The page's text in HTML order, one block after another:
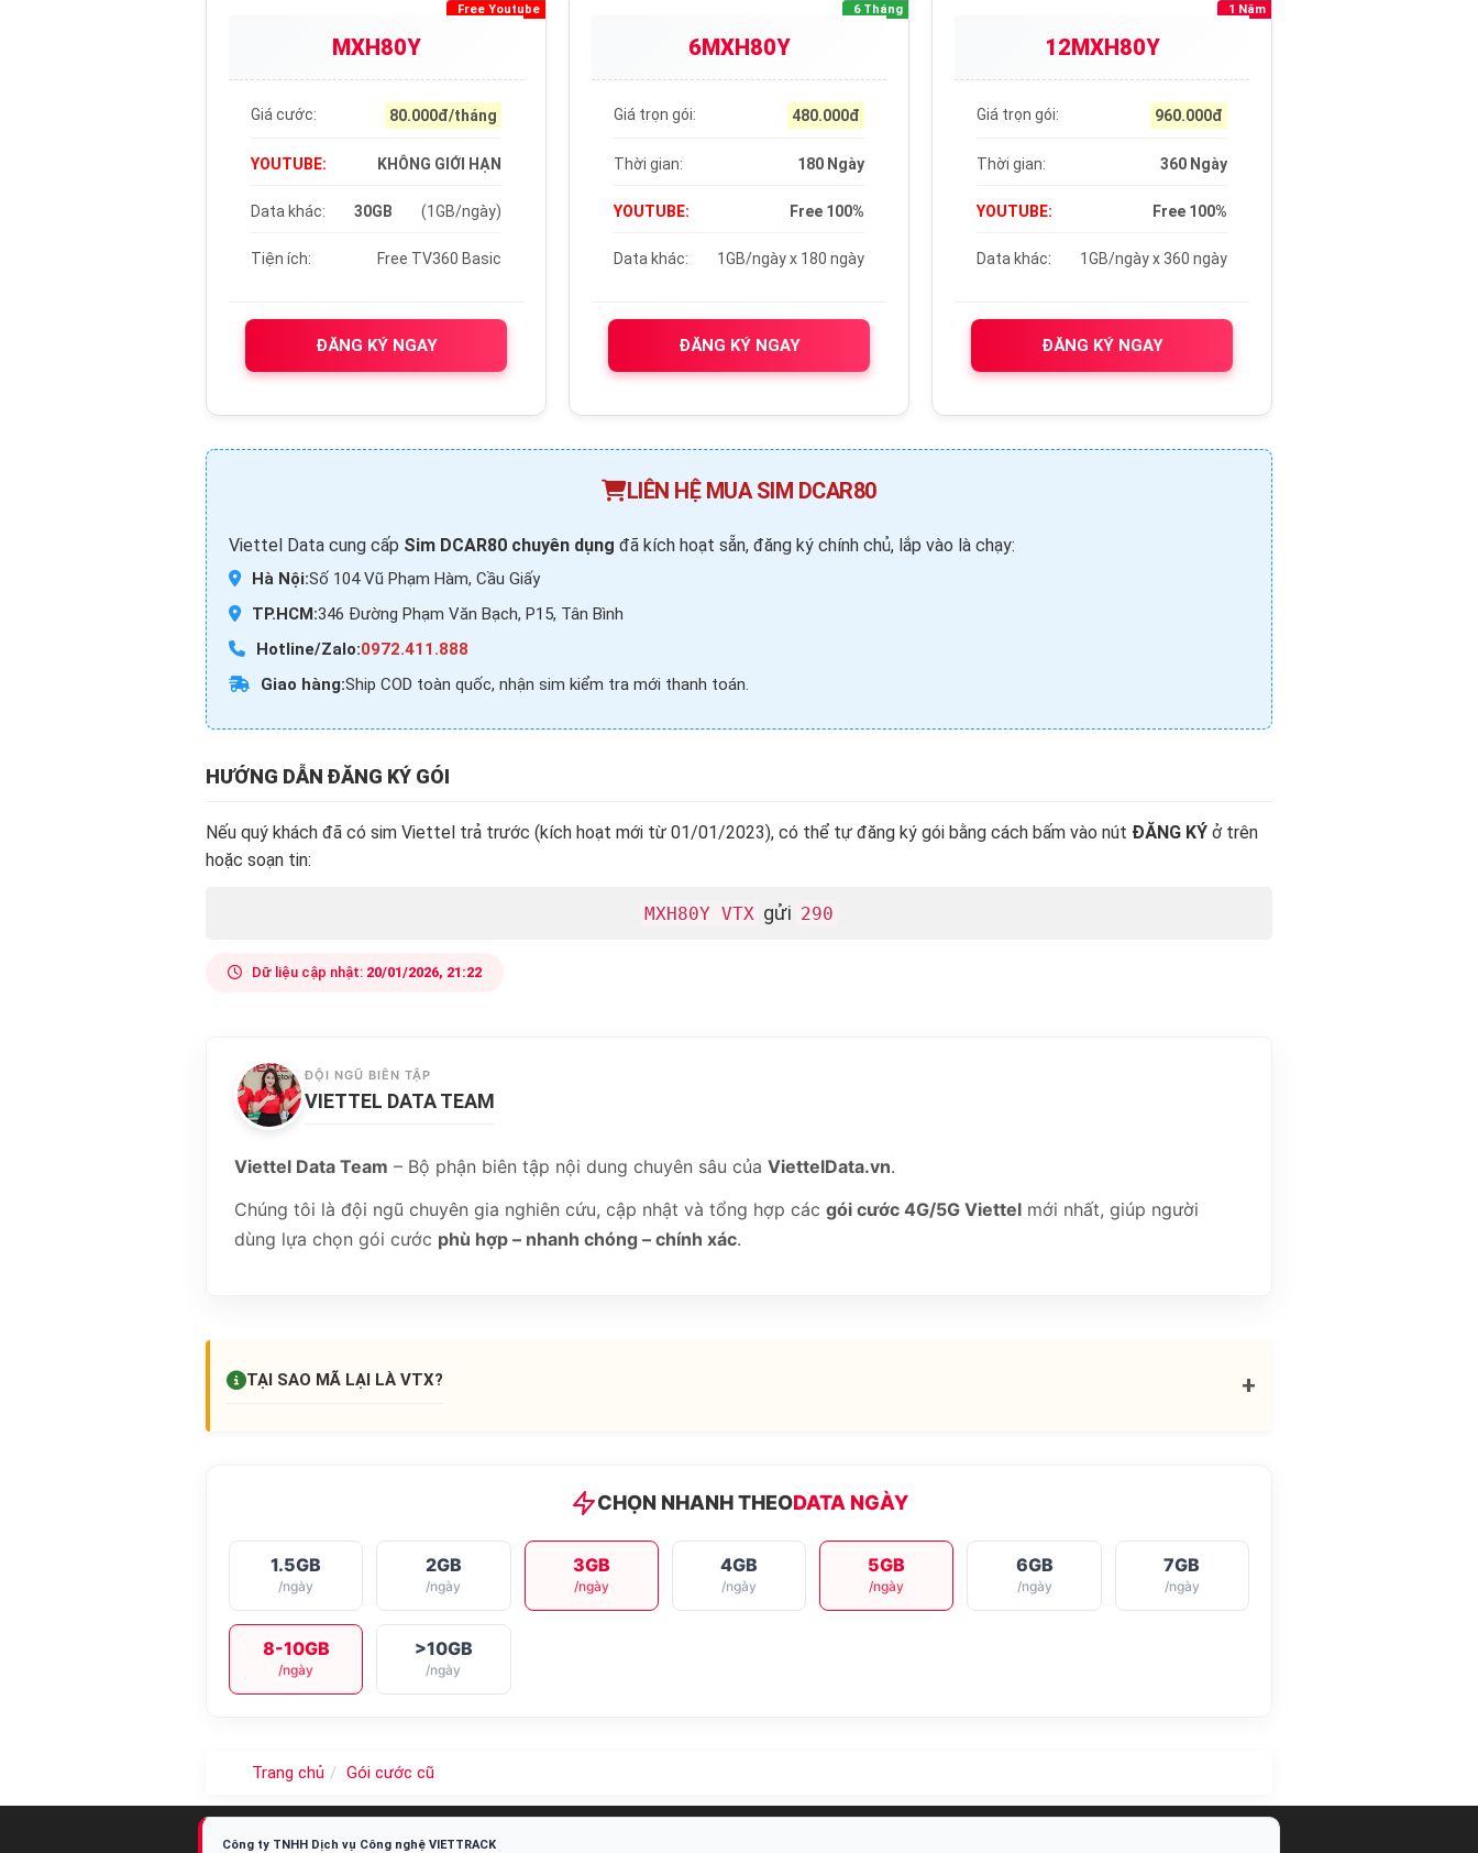
Free Youtube
MXH80Y
Giá cước: 80.000đ/tháng
YOUTUBE: KHÔNG GIỚI HẠN
Data khác: 30GB (1GB/ngày)
Tiện ích: Free TV360 Basic
ĐĂNG KÝ NGAY
6 Tháng
6MXH80Y
Giá trọn gói: 480.000đ
Thời gian: 180 Ngày
YOUTUBE: Free 100%
Data khác: 1GB/ngày x 180 ngày
ĐĂNG KÝ NGAY
1 Năm
12MXH80Y
Giá trọn gói: 960.000đ
Thời gian: 360 Ngày
YOUTUBE: Free 100%
Data khác: 1GB/ngày x 360 ngày
ĐĂNG KÝ NGAY
LIÊN HỆ MUA SIM DCAR80
Viettel Data cung cấp Sim DCAR80 chuyên dụng đã kích hoạt sẵn, đăng ký chính chủ, lắp vào là chạy:
Hà Nội:Số 104 Vũ Phạm Hàm, Cầu Giấy
TP.HCM:346 Đường Phạm Văn Bạch, P15, Tân Bình
Hotline/Zalo:0972.411.888
Giao hàng:Ship COD toàn quốc, nhận sim kiểm tra mới thanh toán.
HƯỚNG DẪN ĐĂNG KÝ GÓI
Nếu quý khách đã có sim Viettel trả trước (kích hoạt mới từ 01/01/2023), có thể tự đăng ký gói bằng cách bấm vào nút ĐĂNG KÝ ở trên
hoặc soạn tin:
MXH80Y VTX gửi 290
Dữ liệu cập nhật: 20/01/2026, 21:22
ĐỘI NGŨ BIÊN TẬP
VIETTEL DATA TEAM
Viettel Data Team – Bộ phận biên tập nội dung chuyên sâu của ViettelData.vn.
Chúng tôi là đội ngũ chuyên gia nghiên cứu, cập nhật và tổng hợp các gói cước 4G/5G Viettel mới nhất, giúp người
dùng lựa chọn gói cước phù hợp – nhanh chóng – chính xác.
TẠI SAO MÃ LẠI LÀ VTX? +
CHỌN NHANH THEODATA NGÀY
1.5GB
/ngày
2GB
/ngày
3GB
/ngày
4GB
/ngày
5GB
/ngày
6GB
/ngày
7GB
/ngày
8-10GB
/ngày
>10GB
/ngày
Trang chủ Gói cước cũ
Công ty TNHH Dịch vụ Công nghệ VIETTRACK